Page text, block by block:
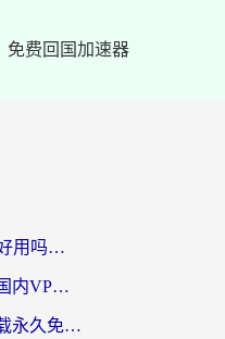
免费回国加速器
海外党必看：穿梭VPN好用吗？和云帆VPN对比哪个回国效果更好？附真实测评+避坑指南
海外党必看：如何选对国内VPN，实现无缝访问国内资源？
海外党必看：加速器下载永久免费版真的存在吗？教你无缝访问国内资源的正确姿势